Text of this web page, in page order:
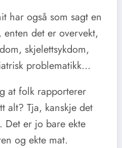
har også som sagt en
det er overvekt,
skjelettsykdom,
problematikk…
at folk rapporterer
alt? Tja, kanskje det
Det er jo bare ekte
og ekte mat.